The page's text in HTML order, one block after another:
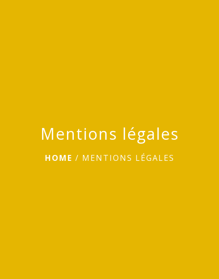
Mentions légales
HOME / MENTIONS LÉGALES